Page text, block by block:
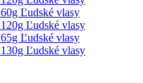
Ľudské vlasy
Ľudské vlasy
Ľudské vlasy
Ľudské vlasy